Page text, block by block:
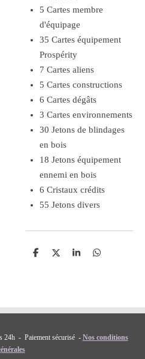
5 Cartes membre
d'équipage
35 Cartes équipement
Prospérity
7 Cartes aliens
5 Cartes constructions
6 Cartes dégâts
3 Cartes environnements
30 Jetons de blindages
en bois
18 Jetons équipement
ennemi en bois
6 Cristaux crédits
55 Jetons divers
P
e
P
e
P
e
P
e
24h - Paiement sécurisé - Nos conditions